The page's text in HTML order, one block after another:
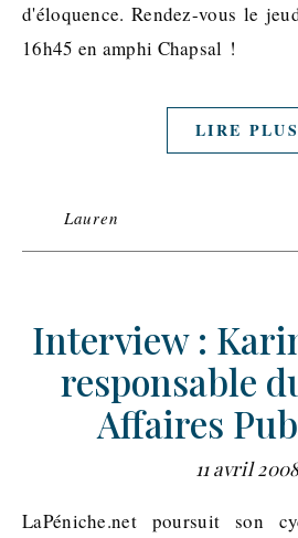
d'éloquence. Rendez-vous le
16h45 en amphi Chapsal !
LIRE PLUS
Lauren
Interview :
responsable
Affaires
11 avril
LaPéniche.net poursuit son cycle d’interviews de